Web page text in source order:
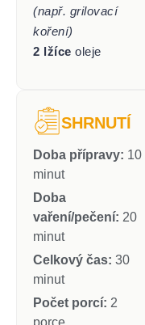
(např. grilovací
koření)
2 lžíce oleje
SHRNUTÍ
Doba přípravy: 10
minut
Doba
vaření/pečení: 20
minut
Celkový čas: 30
minut
Počet porcí: 2